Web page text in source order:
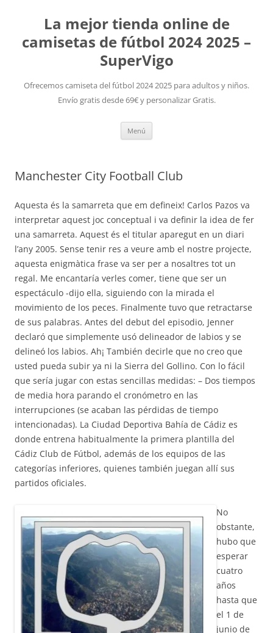
La mejor tienda online de
camisetas de fútbol 2024 2025 –
SuperVigo
Ofrecemos camiseta del fútbol 2024 2025 para adultos y niños.
Envío gratis desde 69€ y personalizar Gratis.
Menú
Manchester City Football Club
Aquesta és la samarreta que em defineix! Carlos Pazos va
interpretar aquest joc conceptual i va definir la idea de fer
una samarreta. Aquest és el titular aparegut en un diari
l’any 2005. Sense tenir res a veure amb el nostre projecte,
aquesta enigmàtica frase va ser per a nosaltres tot un
regal. Me encantaría verles comer, tiene que ser un
espectáculo -dijo ella, siguiendo con la mirada el
movimiento de los peces. Finalmente tuvo que retractarse
de sus palabras. Antes del debut del episodio, Jenner
declaró que simplemente usó delineador de labios y se
delineó los labios. Ah¡ También decirle que no creo que
usted pueda subir ya ni la Sierra del Gollino. Con lo fácil
que sería jugar con estas sencillas medidas: – Dos tiempos
de media hora parando el cronómetro en las
interrupciones (se acaban las pérdidas de tiempo
intencionadas). La Ciudad Deportiva Bahía de Cádiz es
donde entrena habitualmente la primera plantilla del
Cádiz Club de Fútbol, además de los equipos de las
categorías inferiores, quienes también juegan allí sus
partidos oficiales.
No
obstante,
hubo que
esperar
cuatro
años
hasta que
el 1 de
junio de